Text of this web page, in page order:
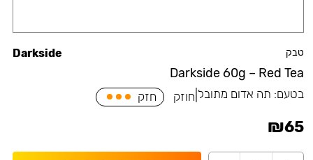
טבק
Darkside 60g – Red Tea
Darkside
בטעם: תה אדום מתובל חוזק חזק
₪65